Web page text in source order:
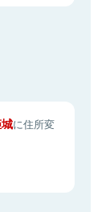
に住所変